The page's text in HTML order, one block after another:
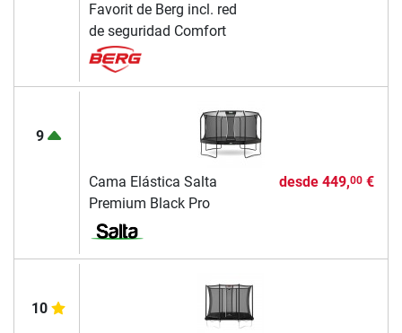
Favorit de Berg incl. red
de seguridad Comfort
9
Cama Elástica Salta
Premium Black Pro
desde 449,00€
10